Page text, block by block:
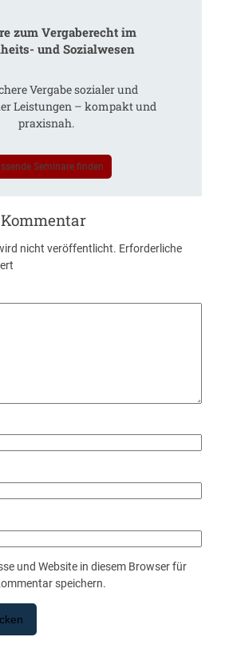
zum Vergaberecht im
und Sozialwesen
Vergabe sozialer und
Leistungen – kompakt und
praxisnah.
Seminare finden
nicht veröffentlicht. Erforderliche
und Website in diesem Browser für
speichern.